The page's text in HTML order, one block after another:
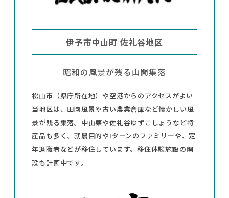
伊予市中山町 佐礼谷地区
昭和の風景が残る山間集落
松山市（県庁所在地）や空港からのアクセスがよい
当地区は、田園風景や古い農業倉庫など懐かしい風
景が残る集落。中山栗や佐礼谷ゆずこしょうなど特
産品も多く、就農目的やIターンのファミリーや、定
年退職者などが移住しています。移住体験施設の開
設も計画中です。